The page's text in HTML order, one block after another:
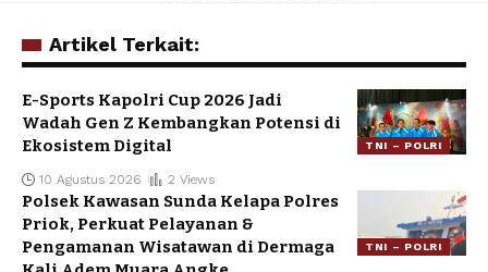
Artikel Terkait:
TNI – POLRI
E-Sports Kapolri Cup 2026 Jadi
Wadah Gen Z Kembangkan Potensi di
Ekosistem Digital
10 Agustus 2026 2 Views
TNI – POLRI
Polsek Kawasan Sunda Kelapa Polres
Priok, Perkuat Pelayanan &
Pengamanan Wisatawan di Dermaga